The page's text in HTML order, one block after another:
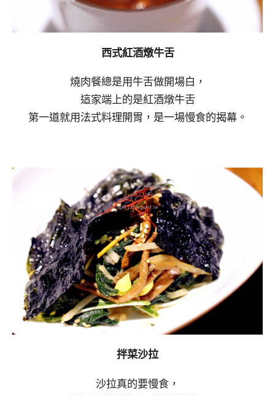
西式紅酒燉牛舌
燒肉餐總是用牛舌做開場白，
這家端上的是紅酒燉牛舌
第一道就用法式料理開胃，是一場慢食的揭幕。
拌菜沙拉
沙拉真的要慢食，